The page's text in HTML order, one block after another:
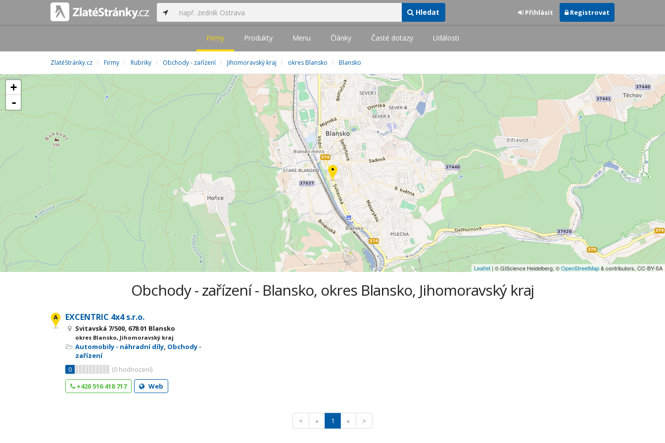
Hledat Přihlásit Registrovat
Firmy Produkty Menu Články Časté dotazy Události
ZlatéStránky.cz Firmy Rubriky Obchody - zařízení Jihomoravský kraj okres Blansko Blansko
+
-
Leaflet | © GIScience Heidelberg, ©OpenStreetMap& contributors, CC-BY-SA
Obchody - zařízení - Blansko, okres Blansko, Jihomoravský kraj
EXCENTRIC 4x4 s.r.o.
Svitavská 7/500, 678 01 Blansko
okres Blansko, Jihomoravský kraj
Automobily - náhradní díly, Obchody -
zařízení
0
(0 hodnocení)
+420 516 418 717
Web
< « 1 » >